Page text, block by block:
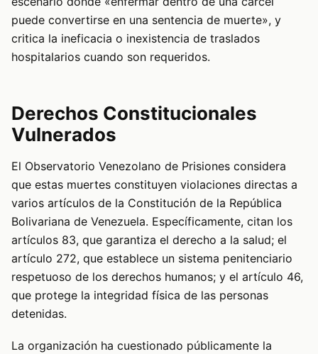
puede convertirse en una sentencia de muerte», y
critica la ineficacia o inexistencia de traslados
hospitalarios cuando son requeridos.
Derechos Constitucionales
Vulnerados
El Observatorio Venezolano de Prisiones considera
que estas muertes constituyen violaciones directas a
varios artículos de la Constitución de la República
Bolivariana de Venezuela. Específicamente, citan los
artículos 83, que garantiza el derecho a la salud; el
artículo 272, que establece un sistema penitenciario
respetuoso de los derechos humanos; y el artículo 46,
que protege la integridad física de las personas
detenidas.
La organización ha cuestionado públicamente la